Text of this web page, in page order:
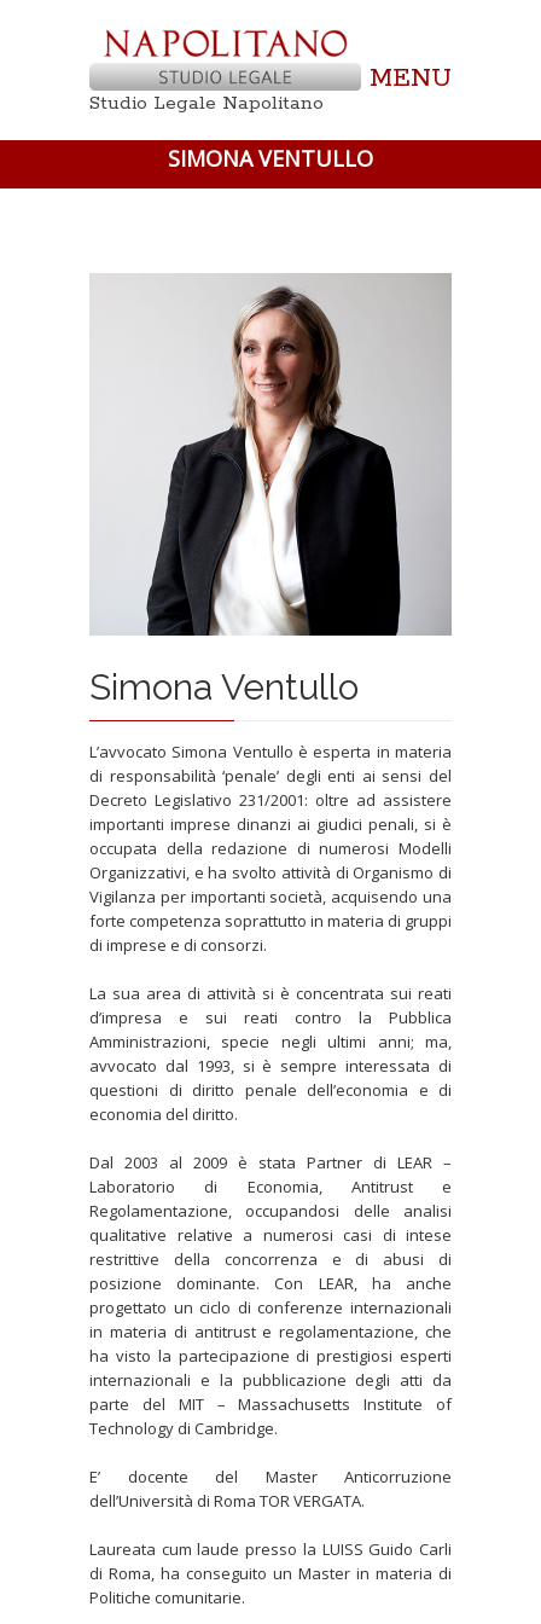
Studio Legale Napolitano
MENU
SIMONA VENTULLO
Simona Ventullo
L’avvocato Simona Ventullo è esperta in materia
di responsabilità ‘penale’ degli enti ai sensi del
Decreto Legislativo 231/2001: oltre ad assistere
importanti imprese dinanzi ai giudici penali, si è
occupata della redazione di numerosi Modelli
Organizzativi, e ha svolto attività di Organismo di
Vigilanza per importanti società, acquisendo una
forte competenza soprattutto in materia di gruppi
di imprese e di consorzi.
La sua area di attività si è concentrata sui reati
d’impresa e sui reati contro la Pubblica
Amministrazioni, specie negli ultimi anni; ma,
avvocato dal 1993, si è sempre interessata di
questioni di diritto penale dell’economia e di
economia del diritto.
Dal 2003 al 2009 è stata Partner di LEAR –
Laboratorio di Economia, Antitrust e
Regolamentazione, occupandosi delle analisi
qualitative relative a numerosi casi di intese
restrittive della concorrenza e di abusi di
posizione dominante. Con LEAR, ha anche
progettato un ciclo di conferenze internazionali
in materia di antitrust e regolamentazione, che
ha visto la partecipazione di prestigiosi esperti
internazionali e la pubblicazione degli atti da
parte del MIT – Massachusetts Institute of
Technology di Cambridge.
E’ docente del Master Anticorruzione
dell’Università di Roma TOR VERGATA.
Laureata cum laude presso la LUISS Guido Carli
di Roma, ha conseguito un Master in materia di
Politiche comunitarie.